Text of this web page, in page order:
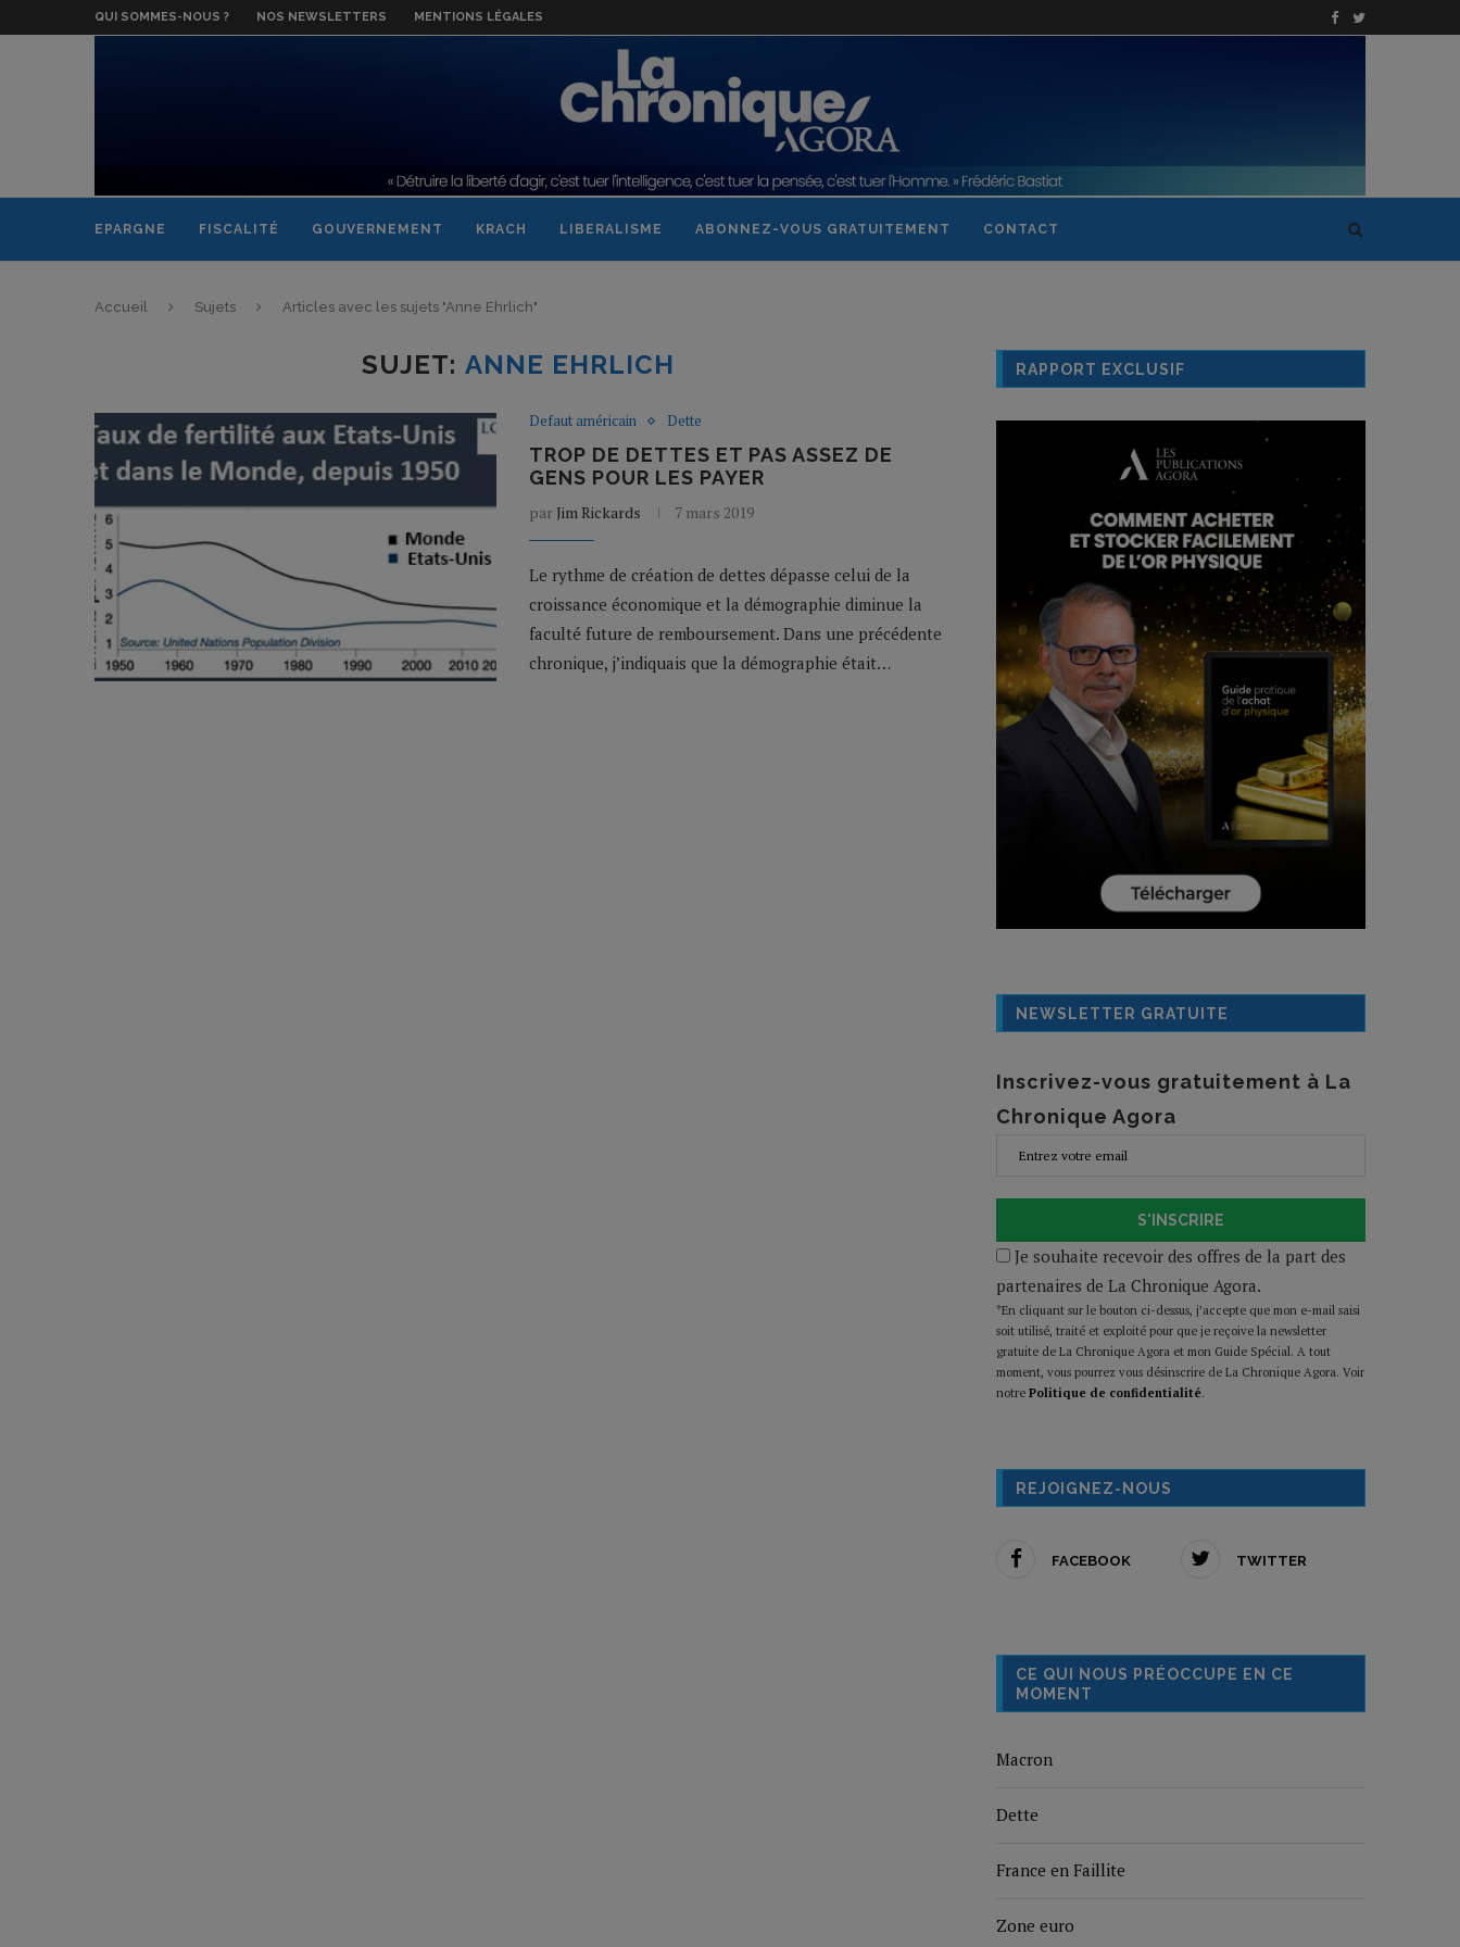
QUI SOMMES-NOUS ? NOS NEWSLETTERS MENTIONS LÉGALES
EPARGNE FISCALITÉ GOUVERNEMENT KRACH LIBERALISME ABONNEZ-VOUS GRATUITEMENT CONTACT
Accueil Sujets Articles avec les sujets "Anne Ehrlich"
SUJET: ANNE EHRLICH
Defaut américain Dette
TROP DE DETTES ET PAS ASSEZ DE
GENS POUR LES PAYER
par Jim Rickards 7 mars 2019
Le rythme de création de dettes dépasse celui de la
croissance économique et la démographie diminue la
faculté future de remboursement. Dans une précédente
chronique, j’indiquais que la démographie était…
RAPPORT EXCLUSIF
NEWSLETTER GRATUITE
Inscrivez-vous gratuitement à La
Chronique Agora
S'INSCRIRE
Je souhaite recevoir des offres de la part des
partenaires de La Chronique Agora.
*En cliquant sur le bouton ci-dessus, j’accepte que mon e-mail saisi
soit utilisé, traité et exploité pour que je reçoive la newsletter
gratuite de La Chronique Agora et mon Guide Spécial. A tout
moment, vous pourrez vous désinscrire de La Chronique Agora. Voir
notre Politique de confidentialité.
REJOIGNEZ-NOUS
FACEBOOK TWITTER
CE QUI NOUS PRÉOCCUPE EN CE
MOMENT
Macron
Dette
France en Faillite
Zone euro